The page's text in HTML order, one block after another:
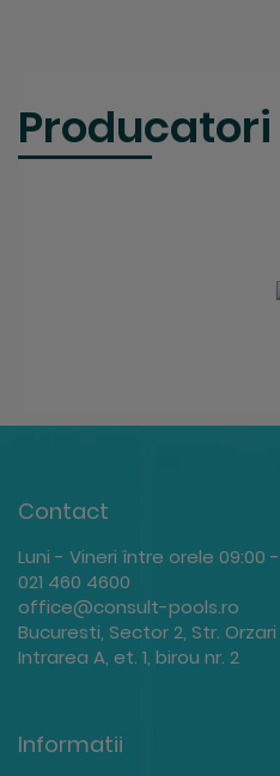
Producatori
Contact
Luni - Vineri între orele 09:00 -
021 460 4600
office@consult-pools.ro
Bucuresti, Sector 2, Str. Orzari
Intrarea A, et. 1, birou nr. 2
Informatii